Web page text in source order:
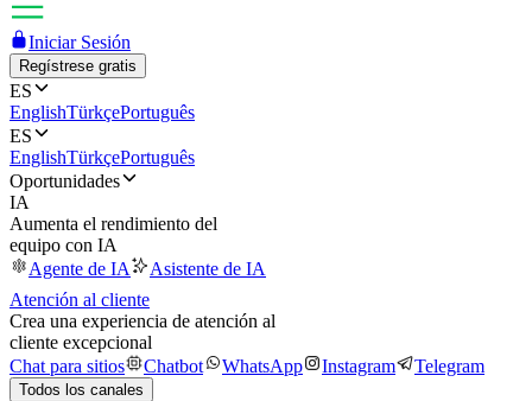
Iniciar Sesión
Regístrese gratis
ES
EnglishTürkçePortuguês
ES
EnglishTürkçePortuguês
Oportunidades
IA
Aumenta el rendimiento del
equipo con IA
Agente de IA
Asistente de IA
Atención al cliente
Crea una experiencia de atención al
cliente excepcional
Chat para sitios
Chatbot WhatsApp Instagram Telegram
Todos los canales